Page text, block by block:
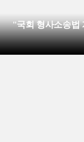
"국회 형사소송법